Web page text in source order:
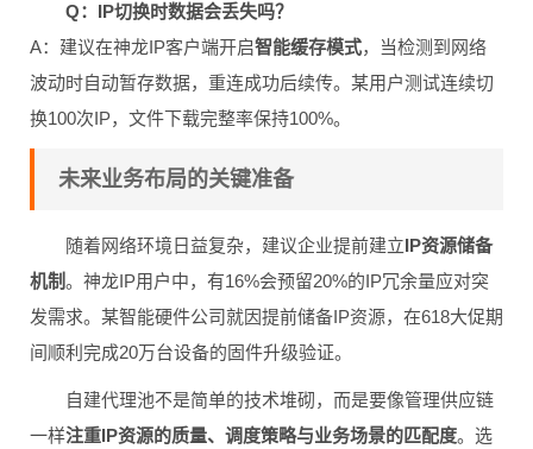
Q：IP切换时数据会丢失吗？
A：建议在神龙IP客户端开启智能缓存模式，当检测到网络
波动时自动暂存数据，重连成功后续传。某用户测试连续切
换100次IP，文件下载完整率保持100%。
未来业务布局的关键准备
随着网络环境日益复杂，建议企业提前建立IP资源储备
机制。神龙IP用户中，有16%会预留20%的IP冗余量应对突
发需求。某智能硬件公司就因提前储备IP资源，在618大促期
间顺利完成20万台设备的固件升级验证。
自建代理池不是简单的技术堆砌，而是要像管理供应链
一样注重IP资源的质量、调度策略与业务场景的匹配度。选